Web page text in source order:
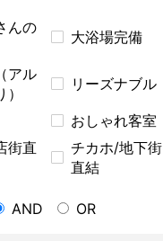
んの
大浴場完備
アル
リーズナブル
おしゃれ客室
街直
チカホ/地下街
直結
AND OR